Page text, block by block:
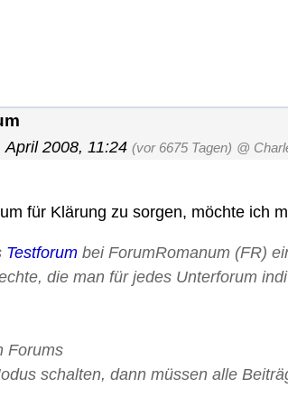
April 2008, 11:24 (vor 6675 Tagen) @
für Klärung zu sorgen, möchte ich
Testforum bei ForumRomanum (FR)
die man für jedes Unterforum
Forums
schalten, dann müssen alle